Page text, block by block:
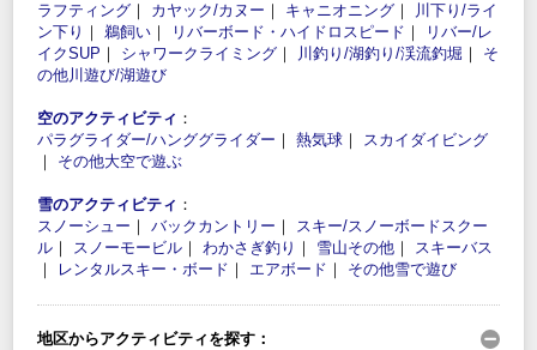
ラフティング ｜ カヤック/カヌー ｜ キャニオニング ｜
川下り/ライ
ン下り ｜ 鵜飼い ｜ リバーボード・ハイドロスピード ｜
リバー/レ
イクSUP ｜ シャワークライミング ｜ 川釣り/湖釣り/渓流釣堀 ｜ そ
の他川遊び/湖遊び
空のアクティビティ ：
パラグライダー/ハンググライダー ｜ 熱気球 ｜ スカイダイビング
｜ その他大空で遊ぶ
雪のアクティビティ ：
スノーシュー ｜ バックカントリー ｜ スキー/スノーボードスクー
ル ｜ スノーモービル ｜ わかさぎ釣り ｜ 雪山その他 ｜ スキーバス
｜
レンタルスキー・ボード ｜ エアボード ｜ その他雪で遊び
地区からアクティビティを探す：